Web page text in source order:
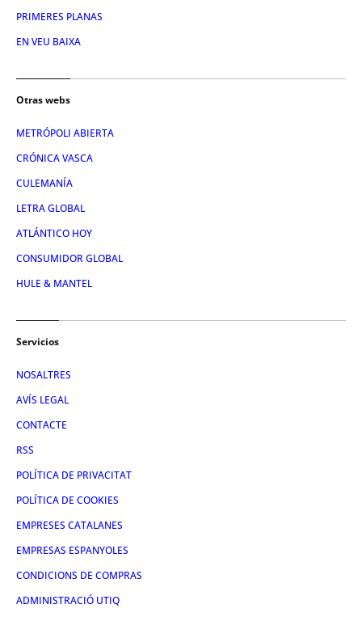
PRIMERES PLANAS
EN VEU BAIXA
Otras webs
METRÓPOLI ABIERTA
CRÓNICA VASCA
CULEMANÍA
LETRA GLOBAL
ATLÁNTICO HOY
CONSUMIDOR GLOBAL
HULE & MANTEL
Servicios
NOSALTRES
AVÍS LEGAL
CONTACTE
RSS
POLÍTICA DE PRIVACITAT
POLÍTICA DE COOKIES
EMPRESES CATALANES
EMPRESAS ESPANYOLES
CONDICIONS DE COMPRAS
ADMINISTRACIÓ UTIQ